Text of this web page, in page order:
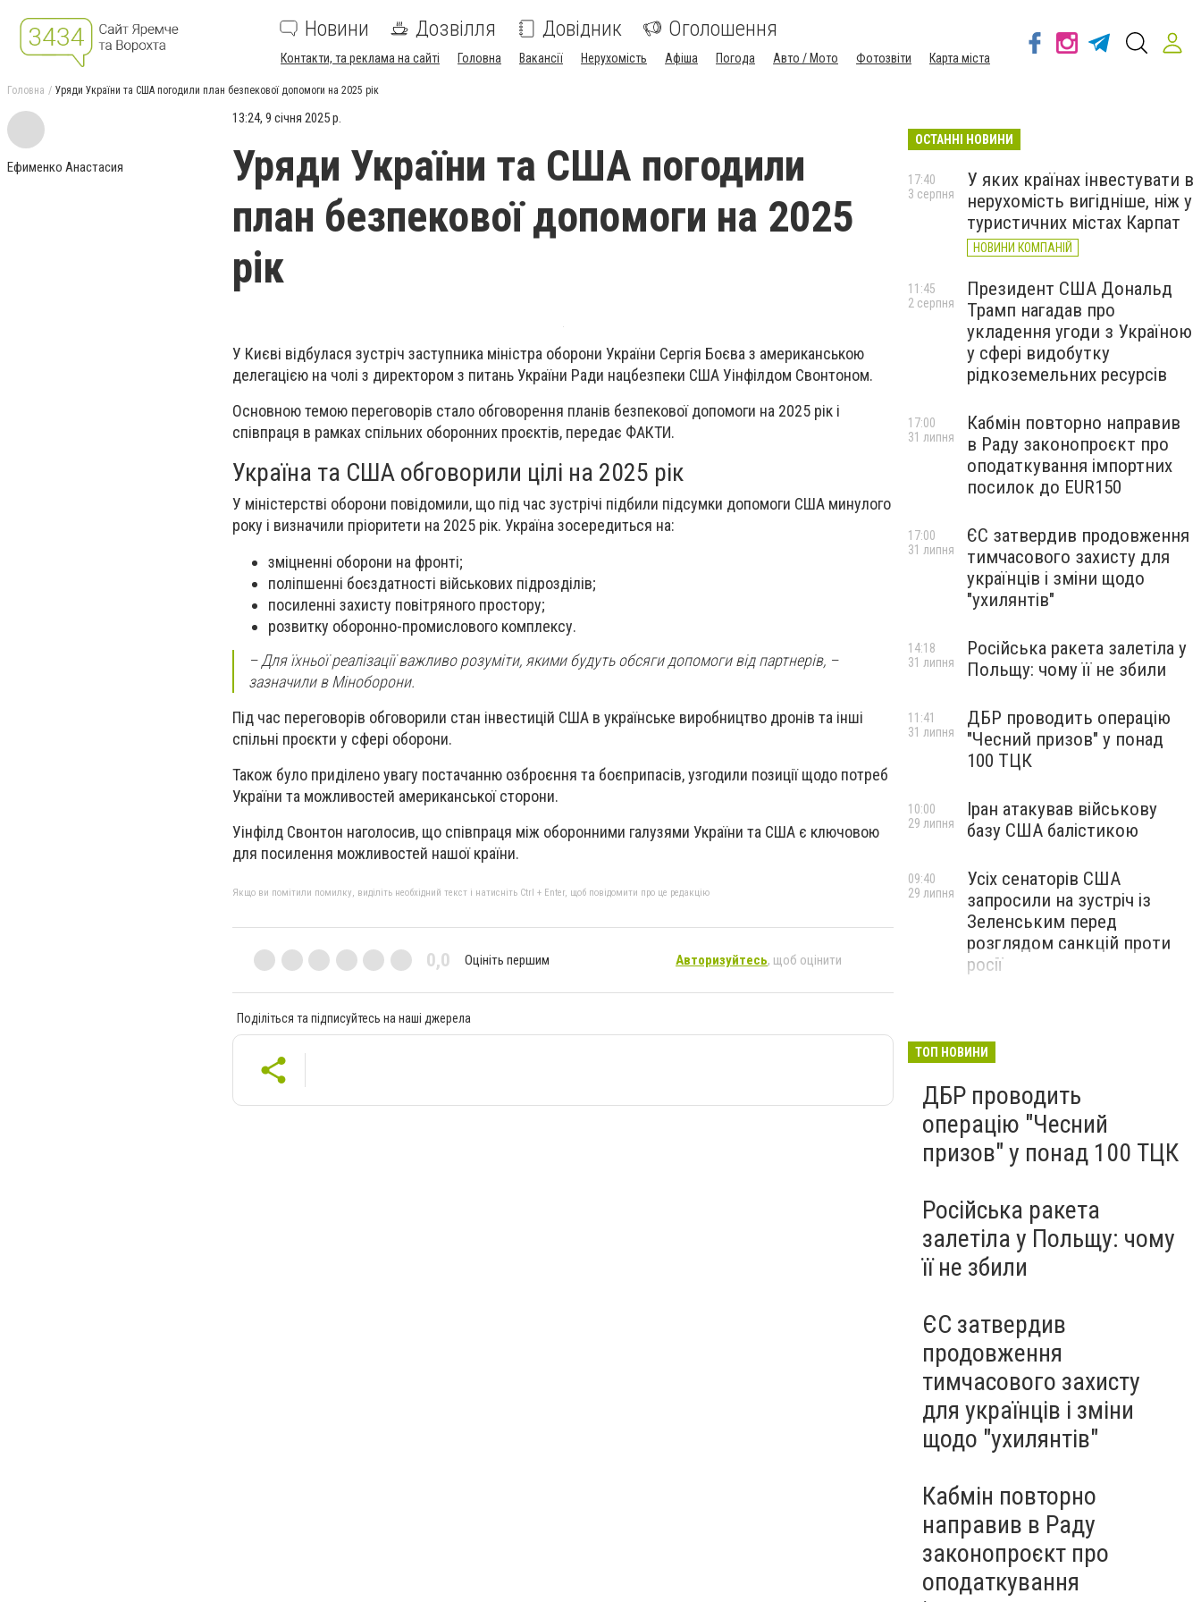
Новини Дозвілля Довідник Оголошення
Контакти, та реклама на сайті Головна Вакансії Нерухомість Афіша Погода Авто / Мото Фотозвіти Карта міста
Головна Уряди України та США погодили план безпекової допомоги на 2025 рік
Ефименко Анастасия
13:24, 9 січня 2025 р.
Уряди України та США погодили
план безпекової допомоги на 2025
рік
У Києві відбулася зустріч заступника міністра оборони України Сергія Боєва з американською
делегацією на чолі з директором з питань України Ради нацбезпеки США Уінфілдом Свонтоном.
Основною темою переговорів стало обговорення планів безпекової допомоги на 2025 рік і
співпраця в рамках спільних оборонних проєктів, передає ФАКТИ.
Україна та США обговорили цілі на 2025 рік
У міністерстві оборони повідомили, що під час зустрічі підбили підсумки допомоги США минулого
року і визначили пріоритети на 2025 рік. Україна зосередиться на:
зміцненні оборони на фронті;
поліпшенні боєздатності військових підрозділів;
посиленні захисту повітряного простору;
розвитку оборонно-промислового комплексу.
– Для їхньої реалізації важливо розуміти, якими будуть обсяги допомоги від партнерів, –
зазначили в Міноборони.
Під час переговорів обговорили стан інвестицій США в українське виробництво дронів та інші
спільні проєкти у сфері оборони.
Також було приділено увагу постачанню озброєння та боєприпасів, узгодили позиції щодо потреб
України та можливостей американської сторони.
Уінфілд Свонтон наголосив, що співпраця між оборонними галузями України та США є ключовою
для посилення можливостей нашої країни.
Якщо ви помітили помилку, виділіть необхідний текст і натисніть Ctrl + Enter, щоб повідомити про це редакцію
0,0 Оцініть першим Авторизуйтесь, щоб оцінити
Поділіться та підписуйтесь на наші джерела
ОСТАННІ НОВИНИ
У яких країнах інвестувати в
нерухомість вигідніше, ніж у
туристичних містах Карпат
НОВИНИ КОМПАНІЙ
17:40
3 серпня
Президент США Дональд
Трамп нагадав про
укладення угоди з Україною
у сфері видобутку
рідкоземельних ресурсів
11:45
2 серпня
Кабмін повторно направив
в Раду законопроєкт про
оподаткування імпортних
посилок до EUR150
17:00
31 липня
ЄС затвердив продовження
тимчасового захисту для
українців і зміни щодо
"ухилянтів"
17:00
31 липня
Російська ракета залетіла у
Польщу: чому її не збили
14:18
31 липня
ДБР проводить операцію
"Чесний призов" у понад
100 ТЦК
11:41
31 липня
Іран атакував військову
базу США балістикою
10:00
29 липня
Усіх сенаторів США
запросили на зустріч із
Зеленським перед
розглядом санкцій проти
росії
09:40
29 липня
ТОП НОВИНИ
ДБР проводить
операцію "Чесний
призов" у понад 100 ТЦК
Російська ракета
залетіла у Польщу: чому
її не збили
ЄС затвердив
продовження
тимчасового захисту
для українців і зміни
щодо "ухилянтів"
Кабмін повторно
направив в Раду
законопроєкт про
оподаткування